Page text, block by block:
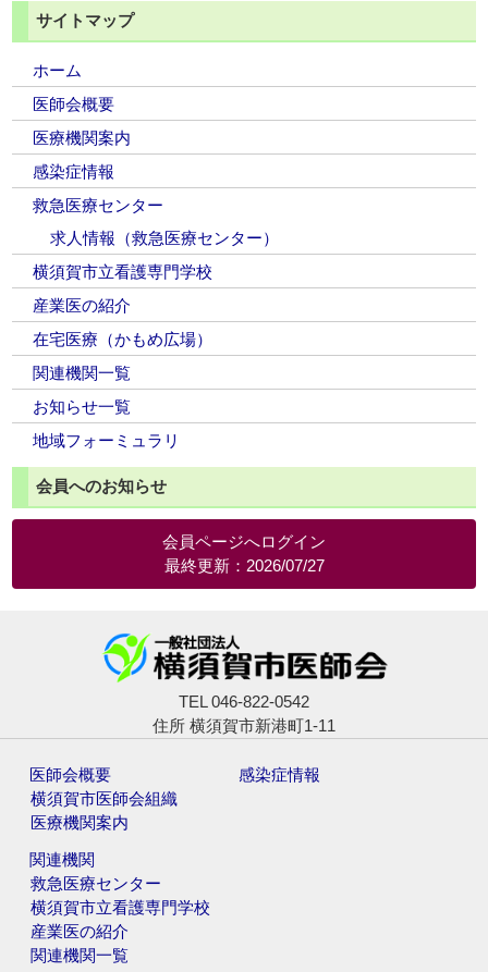
サイトマップ
ホーム
医師会概要
医療機関案内
感染症情報
救急医療センター
求人情報（救急医療センター）
横須賀市立看護専門学校
産業医の紹介
在宅医療（かもめ広場）
関連機関一覧
お知らせ一覧
地域フォーミュラリ
会員へのお知らせ
会員ページへログイン
最終更新：2026/07/27
TEL 046-822-0542
住所 横須賀市新港町1-11
医師会概要
横須賀市医師会組織
医療機関案内
感染症情報
関連機関
救急医療センター
横須賀市立看護専門学校
産業医の紹介
関連機関一覧